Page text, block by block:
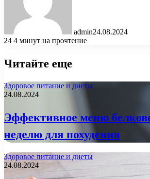
admin24.08.2024
24 4 минут на прочтение
Читайте еще
Здоровое питание и диеты
24.08.2024
Эффективное меню
неделю для похудения
Здоровое питание и диеты
24.08.2024